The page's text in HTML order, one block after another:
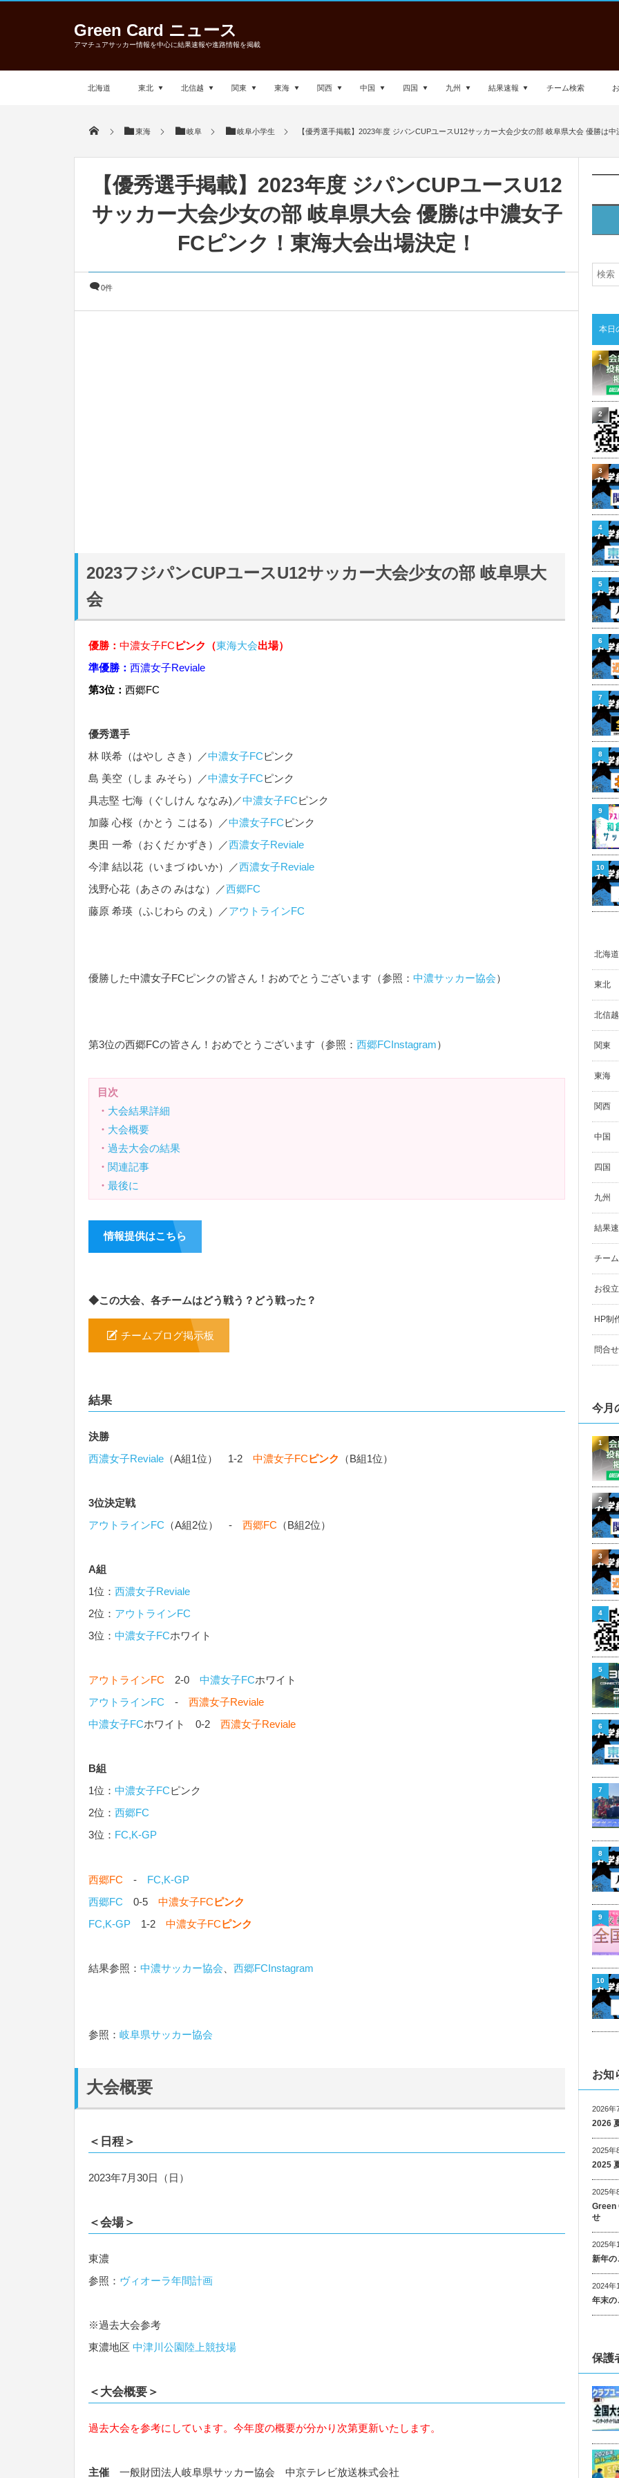
Green Card ニュース
アマチュアサッカー情報を中心に結果速報や進路情報を掲載
北海道 東北 北信越 関東 東海 関西 中国 四国 九州 結果速報 チーム検索
東海 岐阜 岐阜小学生 【優秀選手掲載】2023年度 ジパンCUPユースU12サッカー大会少女の部 岐阜県大会 優勝は
【優秀選手掲載】2023年度 ジパンCUPユースU12
サッカー大会少女の部 岐阜県大会 優勝は中濃女子
FCピンク！東海大会出場決定！
0件
2023フジパンCUPユースU12サッカー大会少女の部 岐阜県大
会
優勝： 中濃女子FCピンク（東海大会出場）
準優勝： 西濃女子Reviale
第3位： 西郷FC
優秀選手
林 咲希（はやし さき）／中濃女子FCピンク
島 美空（しま みそら）／中濃女子FCピンク
具志堅 七海（ぐしけん ななみ)／中濃女子FCピンク
加藤 心桜（かとう こはる）／中濃女子FCピンク
奥田 一希（おくだ かずき）／西濃女子Reviale
今津 結以花（いまづ ゆいか）／西濃女子Reviale
浅野心花（あさの みはな）／西郷FC
藤原 希瑛（ふじわら のえ）／アウトラインFC
優勝した中濃女子FCピンクの皆さん！おめでとうございます（参照： 中濃サッカー協会）
第3位の西郷FCの皆さん！おめでとうございます（参照： 西郷FCInstagram）
目次
・ 大会結果詳細
・ 大会概要
・ 過去大会の結果
・ 関連記事
・ 最後に
情報提供はこちら
◆この大会、各チームはどう戦う？どう戦った？
チームブログ掲示板
結果
決勝
西濃女子Reviale （A組1位） 1-2 中濃女子FCピンク （B組1位）
3位決定戦
アウトラインFC （A組2位） - 西郷FC （B組2位）
A組
1位： 西濃女子Reviale
2位： アウトラインFC
3位： 中濃女子FCホワイト
アウトラインFC 2-0 中濃女子FCホワイト
アウトラインFC - 西濃女子Reviale
中濃女子FCホワイト 0-2 西濃女子Reviale
B組
1位： 中濃女子FCピンク
2位： 西郷FC
3位： FC,K-GP
西郷FC - FC,K-GP
西郷FC 0-5 中濃女子FCピンク
FC,K-GP 1-2 中濃女子FCピンク
結果参照： 中濃サッカー協会 西郷FCInstagram
参照： 岐阜県サッカー協会
大会概要
＜日程＞
2023年7月30日（日）
＜会場＞
東濃
参照： ヴィオーラ年間計画
※過去大会参考
東濃地区 中津川公園陸上競技場
＜大会概要＞
過去大会を参考にしています。今年度の概要が分かり次第更新いたします。
主催 一般財団法人岐阜県サッカー協会 中京テレビ放送株式会社
本日
1
2
3
4
5
6
7
8
9
10
北海道
東北
北信越
関東
東海
関西
中国
四国
九州
結果
チー
お役
HP制
問合せ
今月
1
2
3
4
5
6
7
8
9
10
お知
2026年
2026
2025年
2025
2025年
Green
せ
2025年
新年の
2024年
年末の
保護